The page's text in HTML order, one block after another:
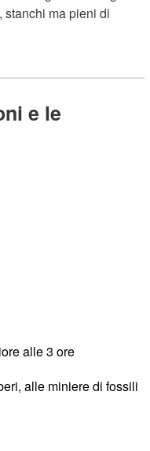
stanchi ma pieni di
e le
alle 3 ore
alle miniere di fossili